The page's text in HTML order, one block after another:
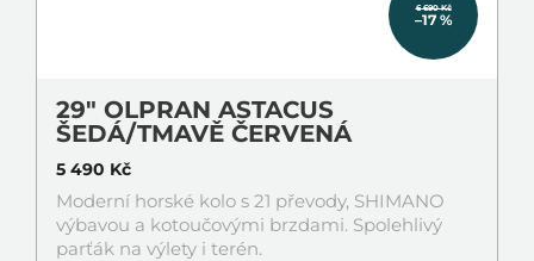
6 690 Kč
–17 %
29" OLPRAN ASTACUS
ŠEDÁ/TMAVĚ ČERVENÁ
5 490 Kč
Moderní horské kolo s 21 převody, SHIMANO
výbavou a kotoučovými brzdami. Spolehlivý
parťák na výlety i terén.